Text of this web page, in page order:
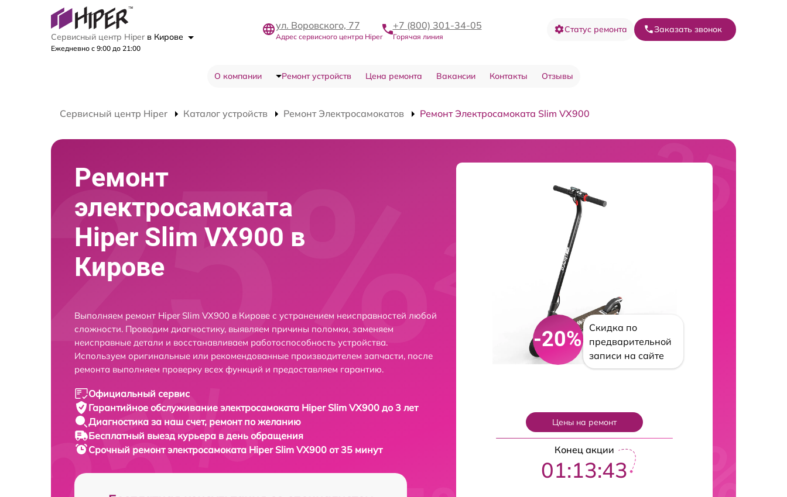
Сервисный центр Hiper в Кирове
Ежедневно с 9:00 до 21:00
ул. Воровского, 77
Адрес сервисного центра Hiper
+7 (800) 301-34-05
Горячая линия
Статус ремонта Заказать звонок
О компании Ремонт устройств Цена ремонта Вакансии Контакты Отзывы
Сервисный центр Hiper Каталог устройств Ремонт Электросамокатов Ремонт Электросамоката Slim VX900
Ремонт
электросамоката
Hiper Slim VX900 в
Кирове
Выполняем ремонт Hiper Slim VX900 в Кирове с устранением неисправностей любой
сложности. Проводим диагностику, выявляем причины поломки, заменяем
неисправные детали и восстанавливаем работоспособность устройства.
Используем оригинальные или рекомендованные производителем запчасти, после
ремонта выполняем проверку всех функций и предоставляем гарантию.
Официальный сервис
Гарантийное обслуживание электросамоката Hiper Slim VX900 до 3 лет
Диагностика за наш счет, ремонт по желанию
Бесплатный выезд курьера в день обращения
Срочный ремонтэлектросамоката Hiper Slim VX900 от 35 минут
-20%
Скидка по
предварительной
записи на сайте
Цены на ремонт
Конец акции
01:13:43